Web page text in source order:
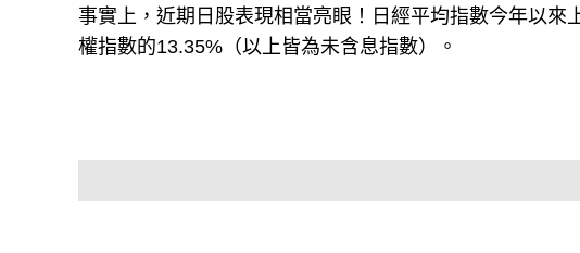
事實上，近期日股表現相當亮眼！日經平均指數今年以來
權指數的13.35%（以上皆為未含息指數）。